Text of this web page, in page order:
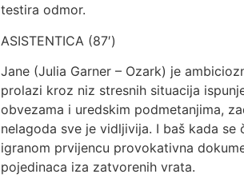
testira odmor.
ASISTENTICA (87′)
Jane (Julia Garner – Ozark) je
prolazi kroz niz stresnih situacija
obvezama i uredskim podmetanjima,
nelagoda sve je vidljivija. I baš kada
igranom prvijencu provokativna
pojedinaca iza zatvorenih vrata.